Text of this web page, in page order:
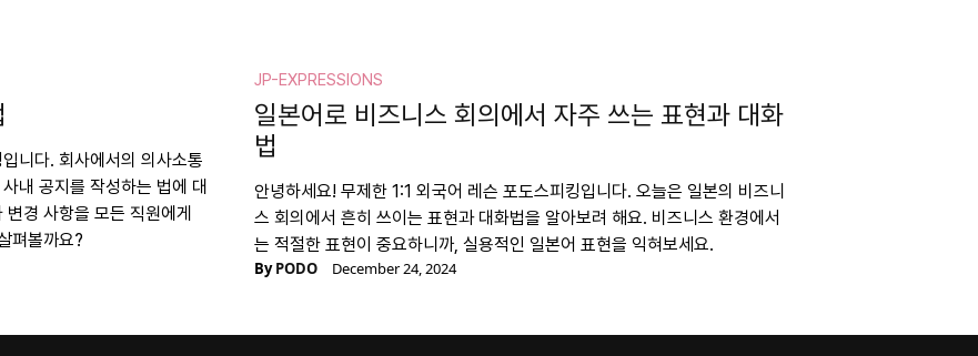
니다. 회사에서의 의사소통
내 공지를 작성하는 법에 대
경 사항을 모든 직원에게
펴볼까요?
JP-EXPRESSIONS
일본어로 비즈니스 회의에서 자주 쓰는 표현과 대화
법
안녕하세요! 무제한 1:1 외국어 레슨 포도스피킹입니다. 오늘은 일본의 비즈니
스 회의에서 흔히 쓰이는 표현과 대화법을 알아보려 해요. 비즈니스 환경에서
는 적절한 표현이 중요하니까, 실용적인 일본어 표현을 익혀보세요.
ByPODO December 24, 2024